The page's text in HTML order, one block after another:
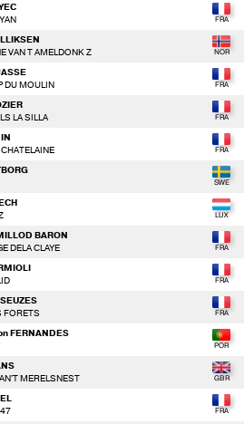
VAN T AMELDONK Z
DU MOULIN
LA SILLA
BARON
DELA CLAYE
FORETS
FERNANDES
MERELSNEST